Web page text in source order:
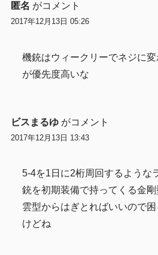
匿名 がコメント
2017年12月13日 05:26
機銃はウィークリーでネジに
が優先度高いな
ビスまるゆ がコメント
2017年12月13日 13:43
5-4を1日に2桁周回するような
銃を初期装備で持ってくる金
雲型からはぎとればいいので
けどね